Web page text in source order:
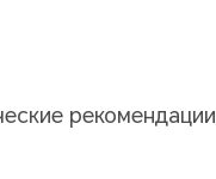
рекомендации